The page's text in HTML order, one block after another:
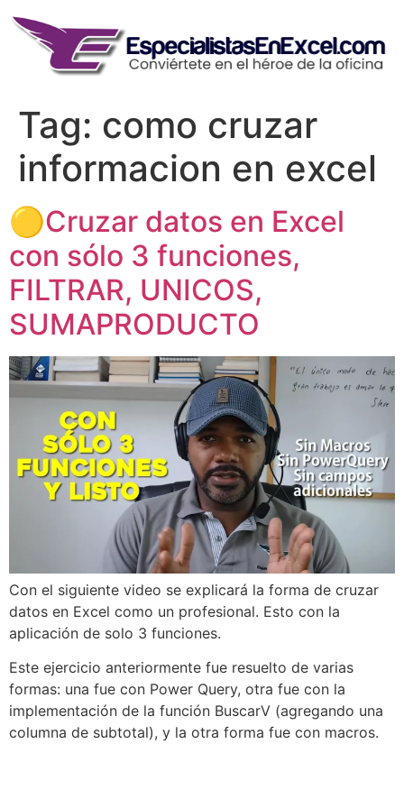
content
Tag: como cruzar
informacion en excel
🟡Cruzar datos en Excel
con sólo 3 funciones,
FILTRAR, UNICOS,
SUMAPRODUCTO
Con el siguiente video se explicará la forma de cruzar
datos en Excel como un profesional. Esto con la
aplicación de solo 3 funciones.
Este ejercicio anteriormente fue resuelto de varias
formas: una fue con Power Query, otra fue con la
implementación de la función BuscarV (agregando una
columna de subtotal), y la otra forma fue con macros.